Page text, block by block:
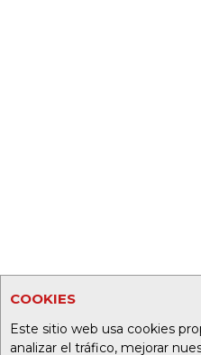
COOKIES
Este sitio web usa cookies
analizar el tráfico, mejorar